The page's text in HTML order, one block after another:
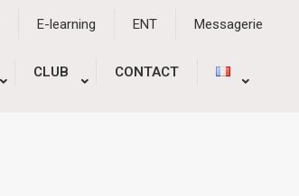
E-learning ENT Messagerie
CLUB CONTACT